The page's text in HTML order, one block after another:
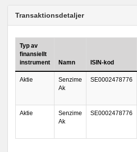
Transaktionsdetaljer
Typ av
finansiellt
instrument
Namn ISIN-kod
Aktie
Senzime
Ak
SE0002478776
Aktie
Senzime
Ak
SE0002478776